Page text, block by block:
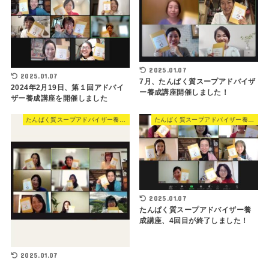
2025.01.07
2024年2月19日、第１回アドバイ
ザー養成講座を開催しました
2025.01.07
7月、たんぱく質スープアドバイザ
ー養成講座開催しました！
2025.01.07
2025.01.07
たんぱく質スープアドバイザー養
成講座、4回目が終了しました！